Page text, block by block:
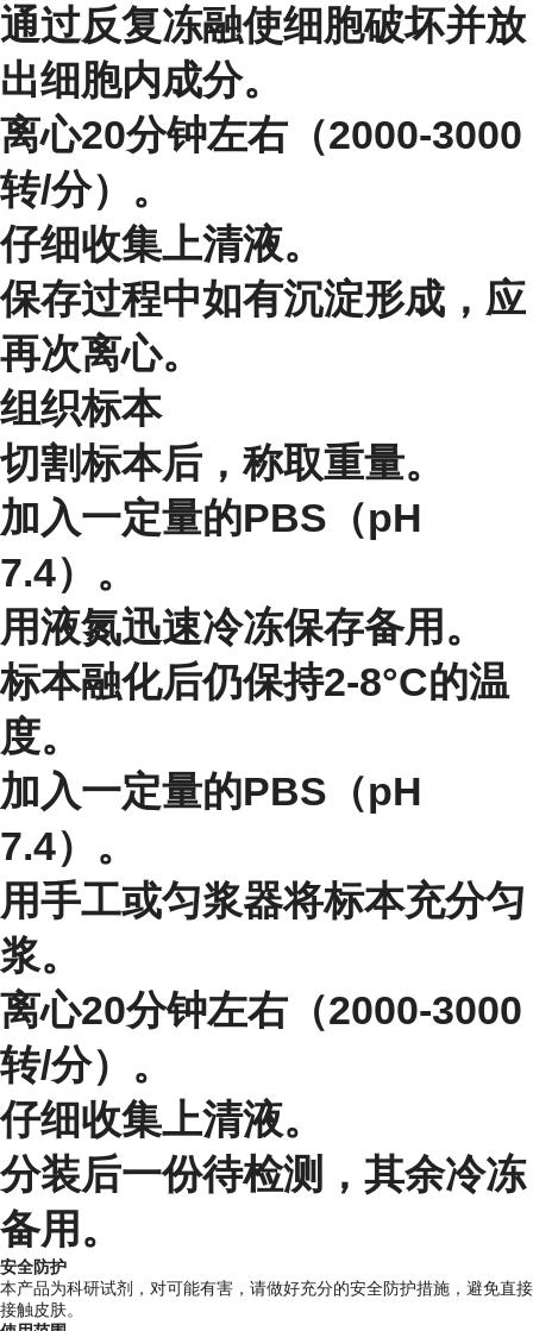
通过反复冻融使细胞破坏并放
出细胞内成分。
离心20分钟左右（2000-3000
转/分）。
仔细收集上清液。
保存过程中如有沉淀形成，应
再次离心。
组织标本
切割标本后，称取重量。
加入一定量的PBS（pH
7.4）。
用液氮迅速冷冻保存备用。
标本融化后仍保持2-8°C的温
度。
加入一定量的PBS（pH
7.4）。
用手工或匀浆器将标本充分匀
浆。
离心20分钟左右（2000-3000
转/分）。
仔细收集上清液。
分装后一份待检测，其余冷冻
备用。
安全防护
本产品为科研试剂，对可能有害，请做好充分的安全防护措施，避免直接
接触皮肤。